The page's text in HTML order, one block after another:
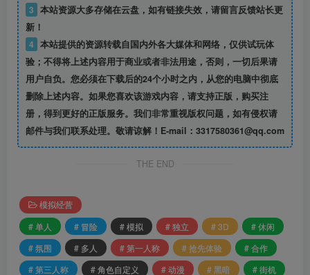
3 本站资源大多存储在云盘，如有链接失效，请留言反馈站长更
新！
4 本站提供的资源转载自国内外各大媒体和网络，仅供试玩体
验；不得将上述内容用于商业或者非法用途，否则，一切后果请
用户自负。您必须在下载后的24个小时之内，从您的电脑中彻底
删除上述内容。如果您喜欢该游戏内容，请支持正版，购买注
册，得到更好的正版服务。我们非常重视版权问题，如有侵权请
邮件与我们联系处理。敬请谅解！E-mail：3317580361@qq.com
THE END
模拟经营
# 单人
# 冒险 # 模拟 # 独立 # 3D
# 休闲
# 氛围
# 多人 # 第一人称 # 抢先体验
# 合作
# 第三人称
# 角色自定义 # 动漫 # 黑暗
# 街机